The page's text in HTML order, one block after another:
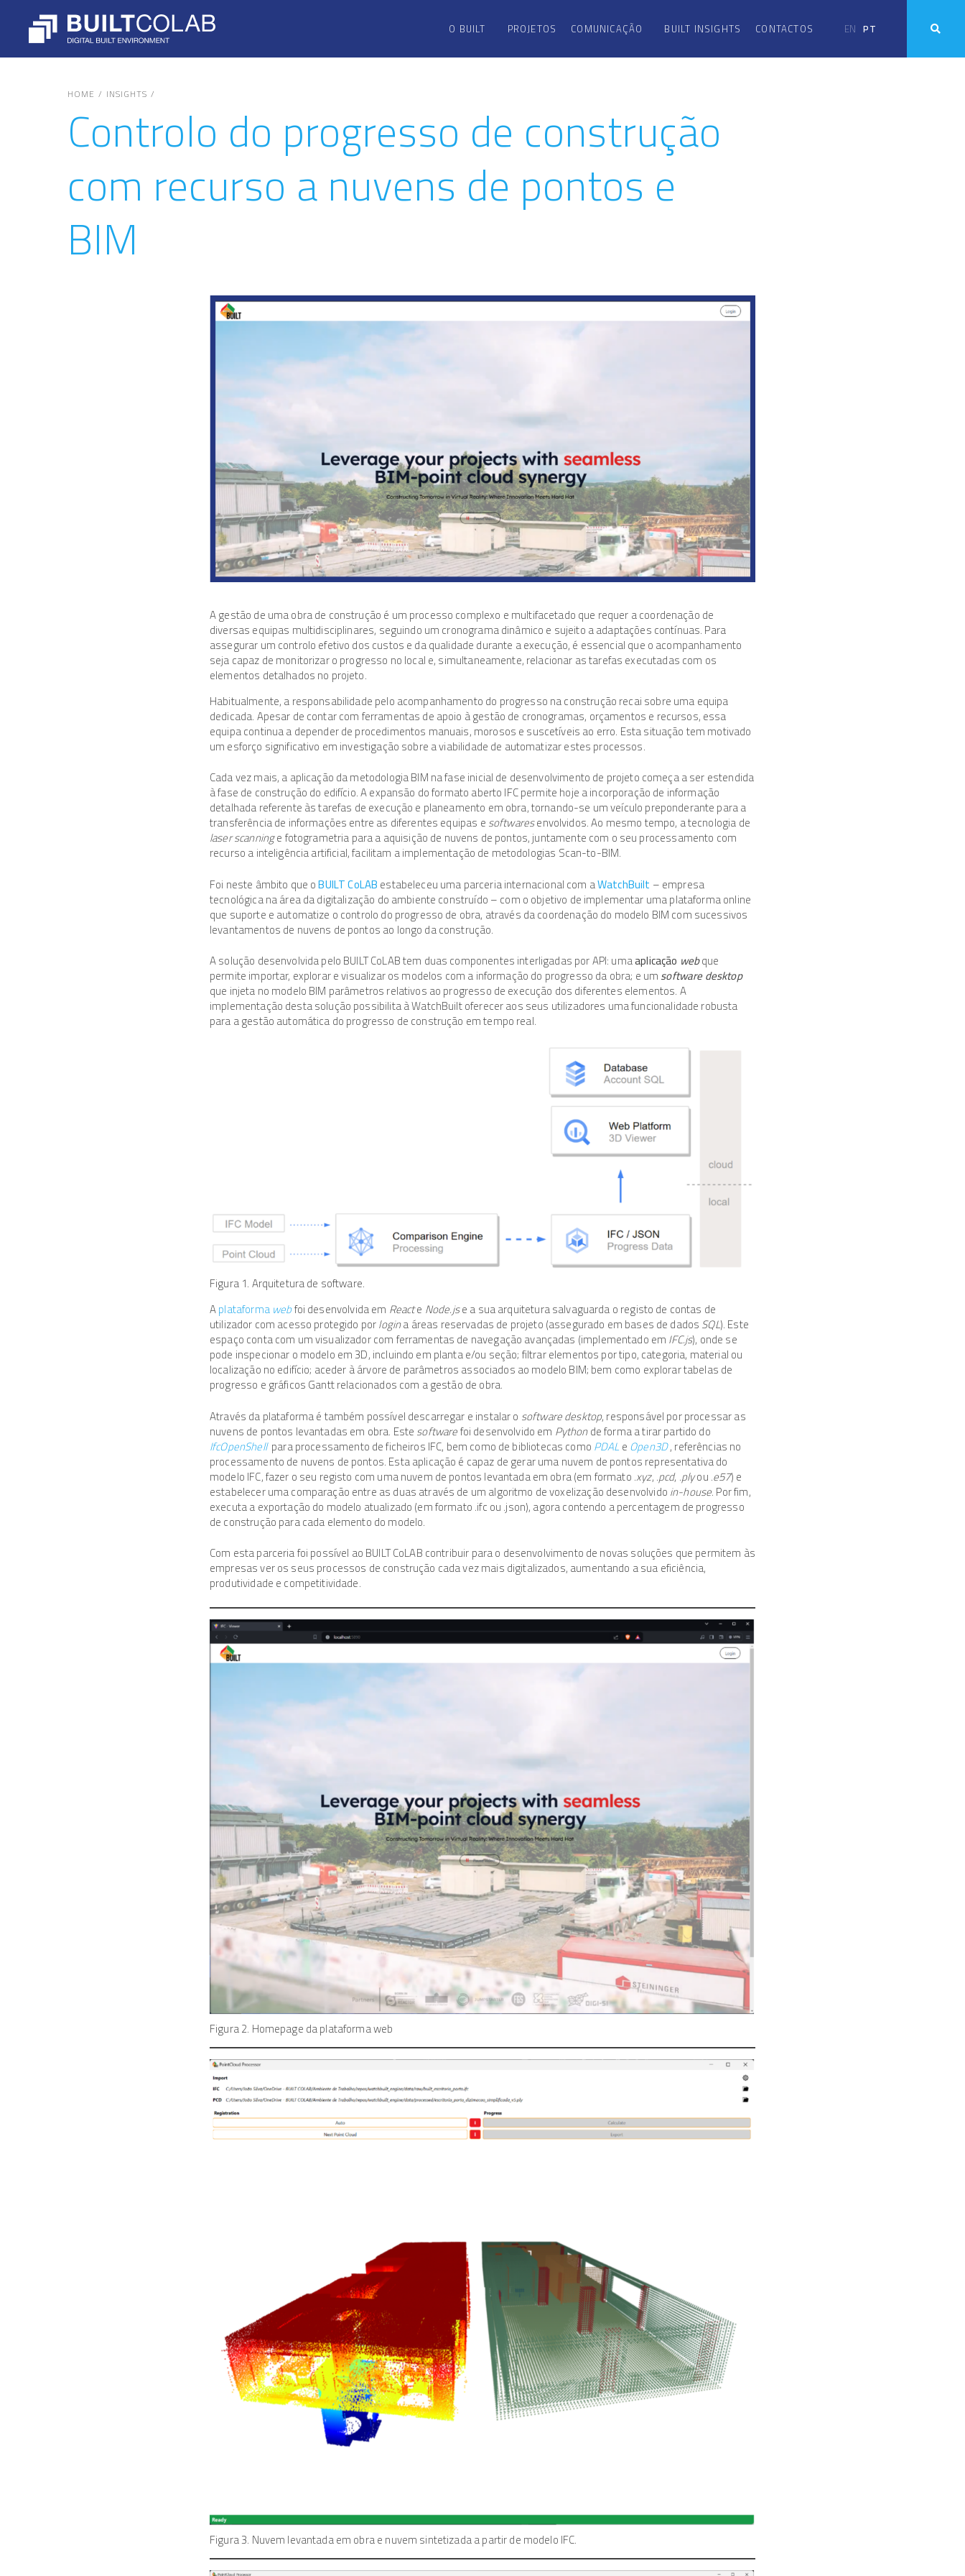
O BUILT PROJETOS COMUNICAÇÃO BUILT INSIGHTS CONTACTOS EN PT
HOME / INSIGHTS /
Controlo do progresso de construção
com recurso a nuvens de pontos e
BIM
A gestão de uma obra de construção é um processo complexo e multifacetado que requer a coordenação de
diversas equipas multidisciplinares, seguindo um cronograma dinâmico e sujeito a adaptações contínuas. Para
assegurar um controlo efetivo dos custos e da qualidade durante a execução, é essencial que o acompanhamento
seja capaz de monitorizar o progresso no local e, simultaneamente, relacionar as tarefas executadas com os
elementos detalhados no projeto.
Habitualmente, a responsabilidade pelo acompanhamento do progresso na construção recai sobre uma equipa
dedicada. Apesar de contar com ferramentas de apoio à gestão de cronogramas, orçamentos e recursos, essa
equipa continua a depender de procedimentos manuais, morosos e suscetíveis ao erro. Esta situação tem motivado
um esforço significativo em investigação sobre a viabilidade de automatizar estes processos.
Cada vez mais, a aplicação da metodologia BIM na fase inicial de desenvolvimento de projeto começa a ser estendida
à fase de construção do edifício. A expansão do formato aberto IFC permite hoje a incorporação de informação
detalhada referente às tarefas de execução e planeamento em obra, tornando-se um veículo preponderante para a
transferência de informações entre as diferentes equipas esoftwaresenvolvidos. Ao mesmo tempo, a tecnologia de
laser scanninge fotogrametria para a aquisição de nuvens de pontos, juntamente com o seu processamento com
recurso a inteligência artificial, facilitam a implementação de metodologias Scan-to-BIM.
Foi neste âmbito que oBUILT CoLABestabeleceu uma parceria internacional com aWatchBuilt – empresa
tecnológica na área da digitalização do ambiente construído – com o objetivo de implementar uma plataforma online
que suporte e automatize o controlo do progresso de obra, através da coordenação do modelo BIM com sucessivos
levantamentos de nuvens de pontos ao longo da construção.
A solução desenvolvida pelo BUILT CoLAB tem duas componentes interligadas por API: umaaplicação webque
permite importar, explorar e visualizar os modelos com a informação do progresso da obra; e umsoftware desktop
que injeta no modelo BIM parâmetros relativos ao progresso de execução dos diferentes elementos. A
implementação desta solução possibilita à WatchBuilt oferecer aos seus utilizadores uma funcionalidade robusta
para a gestão automática do progresso de construção em tempo real.
Figura 1. Arquitetura de software.
Aplataformawebfoi desenvolvida em Reacte Node.jse a sua arquitetura salvaguarda o registo de contas de
utilizador com acesso protegido porlogina áreas reservadas de projeto (assegurado em bases de dadosSQL). Este
espaço conta com um visualizador com ferramentas de navegação avançadas (implementado emIFC.js), onde se
pode inspecionar o modelo em 3D, incluindo em planta e/ou seção; filtrar elementos por tipo, categoria, material ou
localização no edifício; aceder à árvore de parâmetros associados ao modelo BIM; bem como explorar tabelas de
progresso e gráficos Gantt relacionados com a gestão de obra.
Através da plataforma é também possível descarregar e instalar o software desktop, responsável por processar as
nuvens de pontos levantadas em obra. Estesoftwarefoi desenvolvido em Pythonde forma a tirar partido do
IfcOpenShellpara processamento de ficheiros IFC, bem como de bibliotecas comoPDALeOpen3D, referências no
processamento de nuvens de pontos. Esta aplicação é capaz de gerar uma nuvem de pontos representativa do
modelo IFC, fazer o seu registo com uma nuvem de pontos levantada em obra (em formato .xyz, .pcd, .plyou .e57) e
estabelecer uma comparação entre as duas através de um algoritmo de voxelização desenvolvidoin-house. Por fim,
executa a exportação do modelo atualizado (em formato .ifc ou .json), agora contendo a percentagem de progresso
de construção para cada elemento do modelo.
Com esta parceria foi possível ao BUILT CoLAB contribuir para o desenvolvimento de novas soluções que permitem às
empresas ver os seus processos de construção cada vez mais digitalizados, aumentando a sua eficiência,
produtividade e competitividade.
Figura 2. Homepage da plataforma web
Figura 3. Nuvem levantada em obra e nuvem sintetizada a partir de modelo IFC.